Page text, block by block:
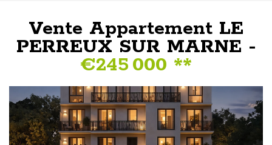
Vente Appartement LE
PERREUX SUR MARNE -
€245 000 **